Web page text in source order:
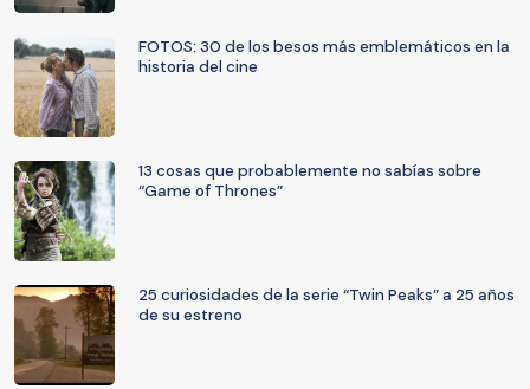
FOTOS: 30 de los besos más emblemáticos en la
historia del cine
13 cosas que probablemente no sabías sobre
“Game of Thrones”
25 curiosidades de la serie “Twin Peaks” a 25 años
de su estreno